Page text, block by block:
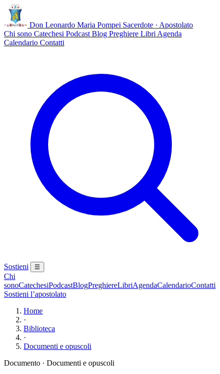
Don Leonardo Maria Pompei Sacerdote · Apostolato
Chi sono Catechesi Podcast Blog Preghiere Libri Agenda
Calendario Contatti
Sostieni ☰
Chi
sonoCatechesiPodcastBlogPreghiereLibriAgendaCalendarioContatti
Sostieni l’apostolato
Home
·
Biblioteca
·
Documenti e opuscoli
Documento · Documenti e opuscoli